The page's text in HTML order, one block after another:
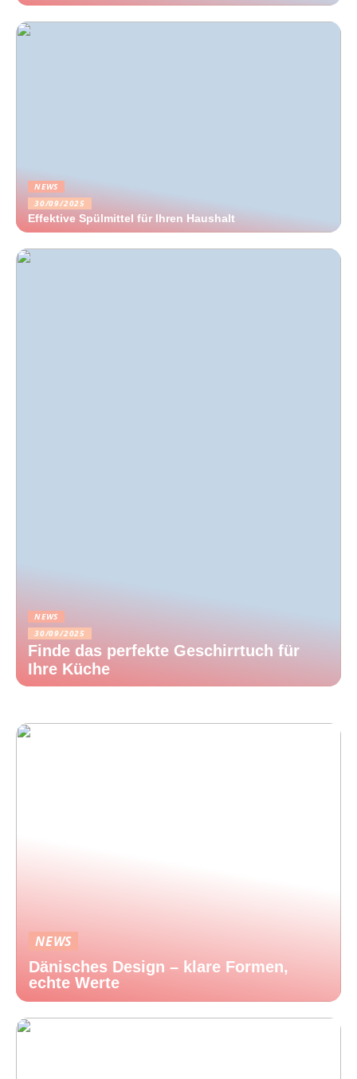
NEWS
30/09/2025
Effektive Spülmittel für Ihren Haushalt
NEWS
30/09/2025
Finde das perfekte Geschirrtuch für
Ihre Küche
NEWS
Dänisches Design – klare Formen,
echte Werte